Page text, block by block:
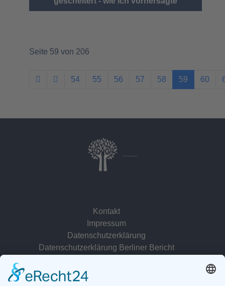
Seite 59 von 206
54 55 56 57 58 59 60
Kontakt
Impressum
Datenschutzerklärung
Datenschutzerklärung Berliner Bericht